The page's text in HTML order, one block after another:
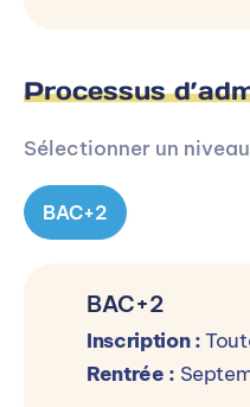
Processus
Sélectionner un niveau
BAC+2
BAC+2
Inscription :
Rentrée :